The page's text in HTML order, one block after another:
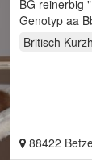
BG reinerbig " B " PKD (genetisch negativ) HCM (genetisch negativ) Farbe
Britisch
88422